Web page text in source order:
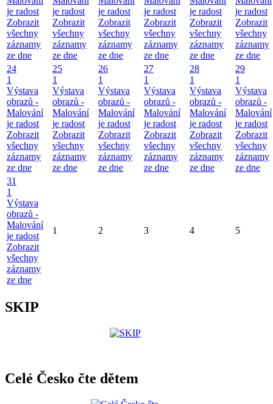
je radost
Zobrazit
všechny
záznamy
ze dne
je radost
Zobrazit
všechny
záznamy
ze dne
je radost
Zobrazit
všechny
záznamy
ze dne
je radost
Zobrazit
všechny
záznamy
ze dne
je radost
Zobrazit
všechny
záznamy
ze dne
je radost
Zobrazit
všechny
záznamy
ze dne
24
1
Výstava
obrazů -
Malování
je radost
Zobrazit
všechny
záznamy
ze dne
25
1
Výstava
obrazů -
Malování
je radost
Zobrazit
všechny
záznamy
ze dne
26
1
Výstava
obrazů -
Malování
je radost
Zobrazit
všechny
záznamy
ze dne
27
1
Výstava
obrazů -
Malování
je radost
Zobrazit
všechny
záznamy
ze dne
28
1
Výstava
obrazů -
Malování
je radost
Zobrazit
všechny
záznamy
ze dne
29
1
Výstava
obrazů -
Malování
je radost
Zobrazit
všechny
záznamy
ze dne
31
1
Výstava
obrazů -
Malování
je radost
Zobrazit
všechny
záznamy
ze dne
1 2 3 4 5
SKIP
Celé Česko čte dětem